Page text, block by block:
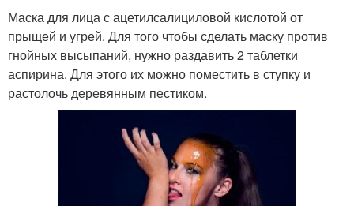
Маска для лица с ацетилсалициловой кислотой от
прыщей и угрей. Для того чтобы сделать маску против
гнойных высыпаний, нужно раздавить 2 таблетки
аспирина. Для этого их можно поместить в ступку и
растолочь деревянным пестиком.